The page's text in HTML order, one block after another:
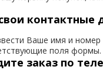
контактные
Ваше имя и
поля формы.
заказ по